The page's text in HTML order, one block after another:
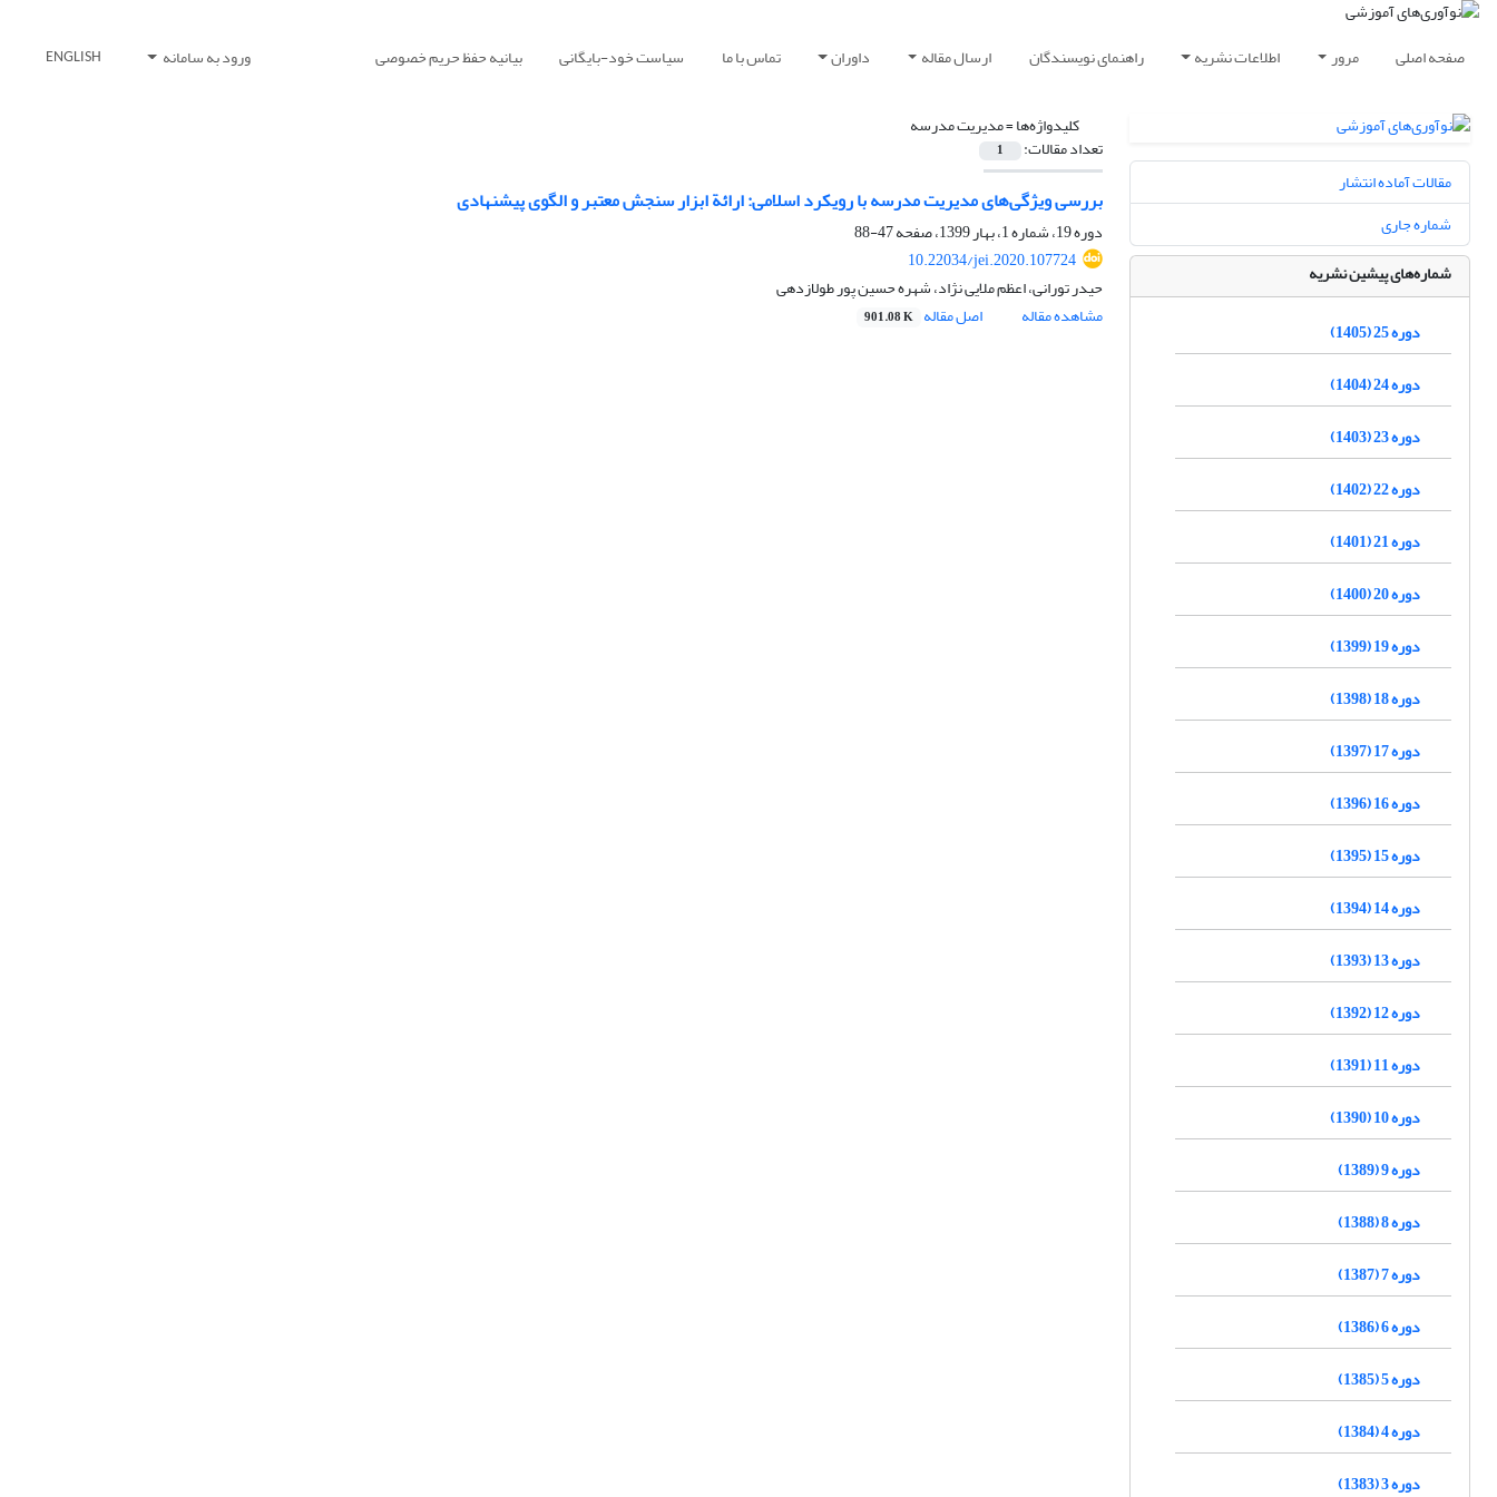
صفحه اصلی مرور اطلاعات نشریه راهنمای نویسندگان ارسال مقاله داوران تماس با ما سیاست خود-بایگانی بیانیه حفظ حریم خصوصی ورود به سامانه ENGLISH
کلیدواژه‌ها =مدیریت مدرسه
تعداد مقالات: 1
بررسی ویژگی‌های مدیریت مدرسه با رویکرد اسلامی: ارائة ابزار سنجش معتبر و الگوی پیشنهادی
دوره 19، شماره 1، بهار 1399، صفحه
47-88
10.22034/jei.2020.107724
حیدر تورانی، اعظم ملایی نژاد، شهره حسین پور طولازدهی
مشاهده مقاله
اصل مقاله 901.08 K
مقالات آماده انتشار
شماره جاری
شماره‌های پیشین نشریه
دوره 25 (1405)
دوره 24 (1404)
دوره 23 (1403)
دوره 22 (1402)
دوره 21 (1401)
دوره 20 (1400)
دوره 19 (1399)
دوره 18 (1398)
دوره 17 (1397)
دوره 16 (1396)
دوره 15 (1395)
دوره 14 (1394)
دوره 13 (1393)
دوره 12 (1392)
دوره 11 (1391)
دوره 10 (1390)
دوره 9 (1389)
دوره 8 (1388)
دوره 7 (1387)
دوره 6 (1386)
دوره 5 (1385)
دوره 4 (1384)
دوره 3 (1383)